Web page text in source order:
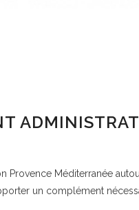
Méditerranée
un complément